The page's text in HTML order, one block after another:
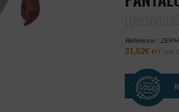
Référence :
31,52€ HT soit